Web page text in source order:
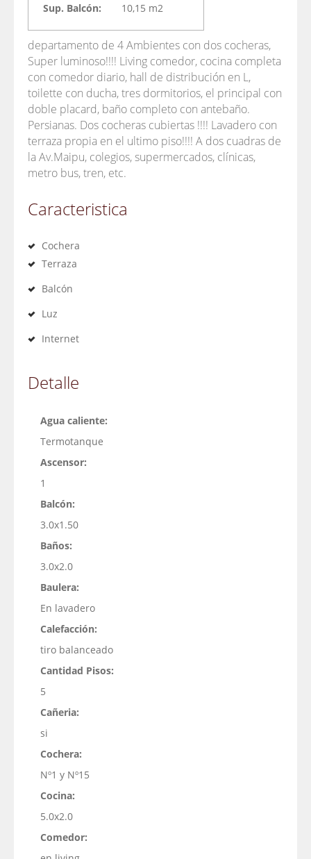
Sup. Balcón:
10,15 m2
departamento de 4 Ambientes con dos cocheras,
Super luminoso!!!! Living comedor, cocina completa
con comedor diario, hall de distribución en L,
toilette con ducha, tres dormitorios, el principal con
doble placard, baño completo con antebaño.
Persianas. Dos cocheras cubiertas !!!! Lavadero con
terraza propia en el ultimo piso!!!! A dos cuadras de
la Av.Maipu, colegios, supermercados, clínicas,
metro bus, tren, etc.
Caracteristica
Cochera
Terraza
Balcón
Luz
Internet
Detalle
Agua caliente:
Termotanque
Ascensor:
1
Balcón:
3.0x1.50
Baños:
3.0x2.0
Baulera:
En lavadero
Calefacción:
tiro balanceado
Cantidad Pisos:
5
Ca­ñeria:
si
Cochera:
Nº1 y Nº15
Cocina:
5.0x2.0
Comedor: